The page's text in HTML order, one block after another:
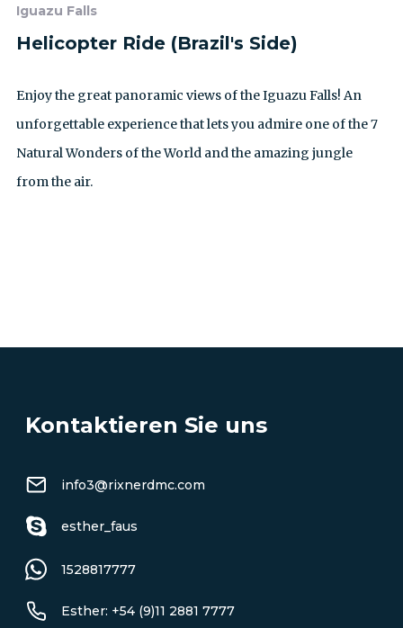
Iguazu Falls
Helicopter Ride (Brazil's Side)
Enjoy the great panoramic views of the Iguazu Falls! An
unforgettable experience that lets you admire one of the 7
Natural Wonders of the World and the amazing jungle
from the air.
Kontaktieren Sie uns
info3@rixnerdmc.com
esther_faus
1528817777
Esther: +54 (9)11 2881 7777